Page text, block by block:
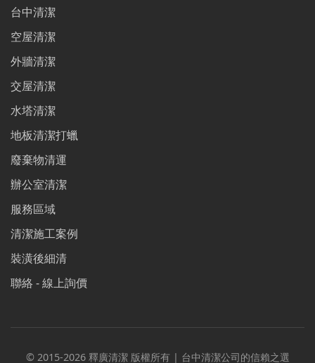
台中清潔
空屋清潔
外牆清潔
交屋清潔
水塔清潔
地板清潔打蠟
廢棄物清運
辦公室清潔
服務區域
清潔施工案例
裝潢後細清
聯絡 - 線上詢價
© 2015-2026 釋廣清潔 版權所有 | 台中清潔公司的信賴之選